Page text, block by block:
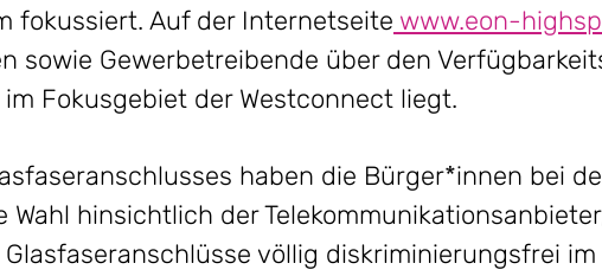
fokussiert. Auf der Internetseite www.eon-
sowie Gewerbetreibende über den
Fokusgebiet der Westconnect liegt.
haben die Bürger*innen bei
Wahl hinsichtlich der
völlig diskriminierungsfrei